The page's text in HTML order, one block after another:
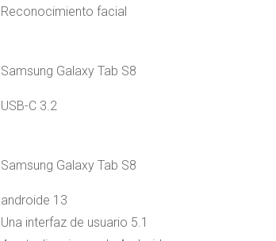
Reconocimiento facial
Samsung Galaxy Tab S8
USB-C 3.2
Samsung Galaxy Tab S8
androide 13
Una interfaz de usuario 5.1